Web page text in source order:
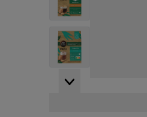
View larger image
View larger image